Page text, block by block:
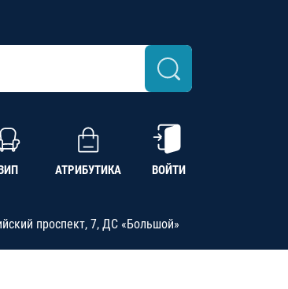
АТРИБУТИКА ВОЙТИ
проспект, 7, ДС «Большой»